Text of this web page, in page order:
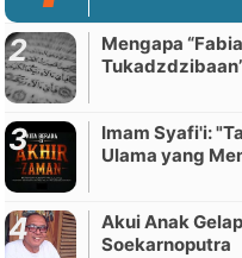
Mengapa
Imam Syafi'i:
Ulama yang
Akui Anak
Soekarnoputra